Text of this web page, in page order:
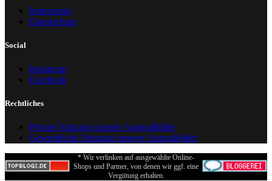
Impressum
Datenschutz
Social
Instagram
Facebook
Rechtliches
Private Nutzung unserer Ausmalbilder
Gewerbliche Nutzung unserer Ausmalbilder
* Wir verlinken auf ausgewählte Online-
Shops und Partner, von denen wir ggf. eine
Vergütung erhalten.